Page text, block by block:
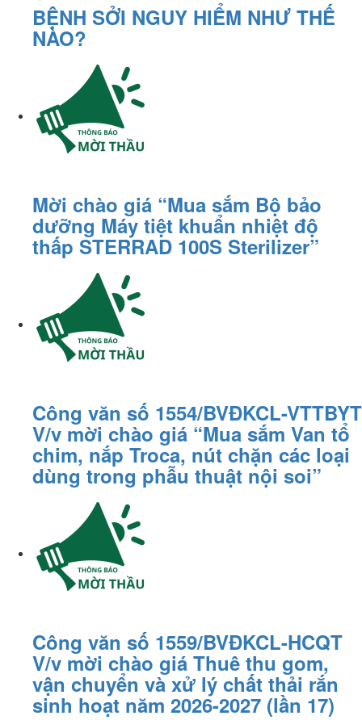
BỆNH SỞI NGUY HIỂM NHƯ THẾ
NÀO?
Mời chào giá “Mua sắm Bộ bảo
dưỡng Máy tiệt khuẩn nhiệt độ
thấp STERRAD 100S Sterilizer”
Công văn số 1554/BVĐKCL-VTTBYT
V/v mời chào giá “Mua sắm Van tổ
chim, nắp Troca, nút chặn các loại
dùng trong phẫu thuật nội soi”
Công văn số 1559/BVĐKCL-HCQT
V/v mời chào giá Thuê thu gom,
vận chuyển và xử lý chất thải rắn
sinh hoạt năm 2026-2027 (lần 17)